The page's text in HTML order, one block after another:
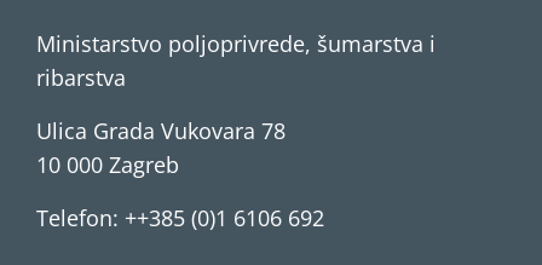
Ministarstvo poljoprivrede, šumarstva i
ribarstva
Ulica Grada Vukovara 78
10 000 Zagreb
Telefon: ++385 (0)1 6106 692